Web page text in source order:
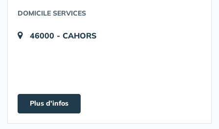
DOMICILE SERVICES
46000 - CAHORS
Plus d'infos